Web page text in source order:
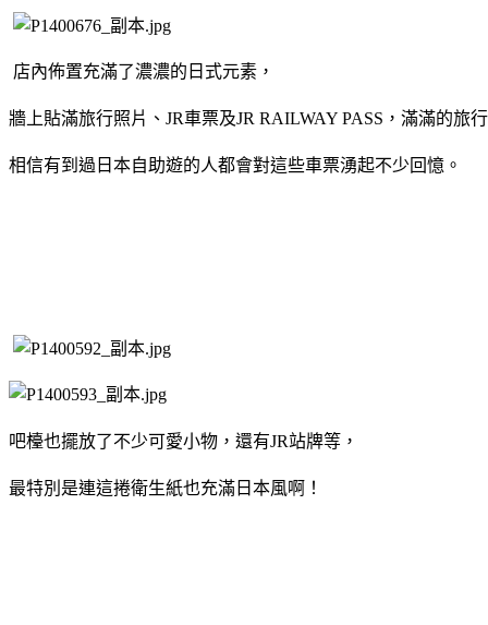
店內佈置充滿了濃濃的日式元素，
牆上貼滿旅行照片、 JR車票及JR RAILWAY PASS ，滿滿的旅
相信有到過日本自助遊的人都會對這些車票湧起不少回憶。
吧檯也擺放了不少可愛小物，還有JR站牌等，
最特別是連這捲衛生紙也充滿日本風啊！